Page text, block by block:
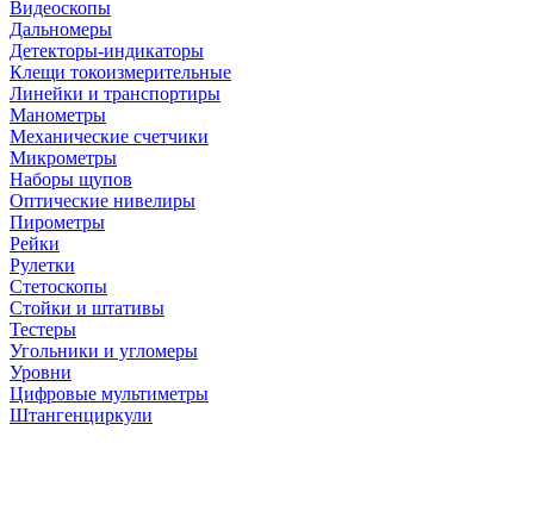
Видеоскопы
Дальномеры
Детекторы-индикаторы
Клещи токоизмерительные
Линейки и транспортиры
Манометры
Механические счетчики
Микрометры
Наборы щупов
Оптические нивелиры
Пирометры
Рейки
Рулетки
Стетоскопы
Стойки и штативы
Тестеры
Угольники и угломеры
Уровни
Цифровые мультиметры
Штангенциркули